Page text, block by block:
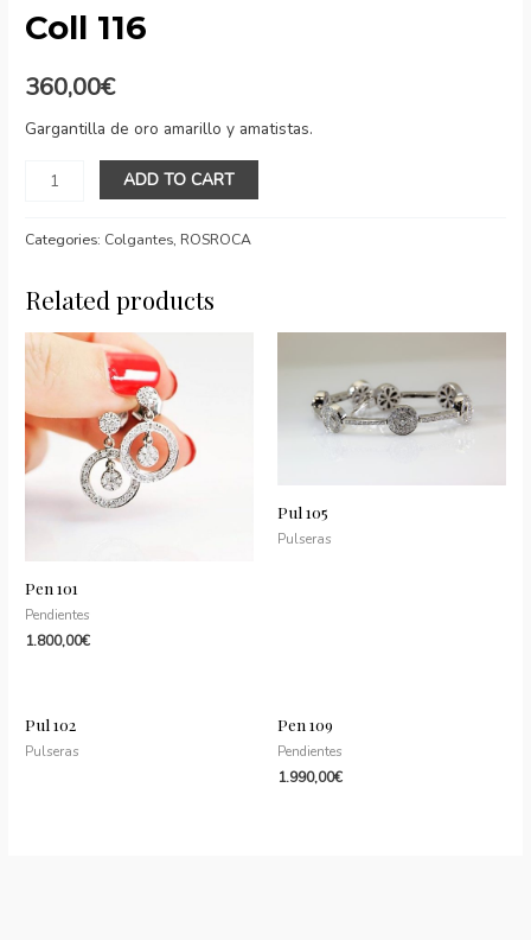
Coll 116
360,00€
Gargantilla de oro amarillo y amatistas.
Coll
quantity
ADD TO CART
Categories: Colgantes, ROSROCA
Related products
Pen 101
Pendientes
1.800,00€
Pul 105
Pulseras
Pul 102
Pulseras
Pen 109
Pendientes
1.990,00€